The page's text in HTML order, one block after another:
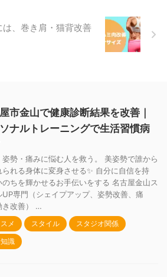
、巻き肩・猫背改善
市金山で健康診断結果を改善｜
ナルトレーニングで生活習慣病
姿勢・痛みに悩む人を救う。 美姿勢で誰から
られる身体に変身させる✨ 自分に自信を持
のちを輝かせるお手伝いをする 名古屋金山ス
UP専門（シェイプアップ、姿勢改善、痛
き改善） …
メ スタイル
スタジオ関係
識